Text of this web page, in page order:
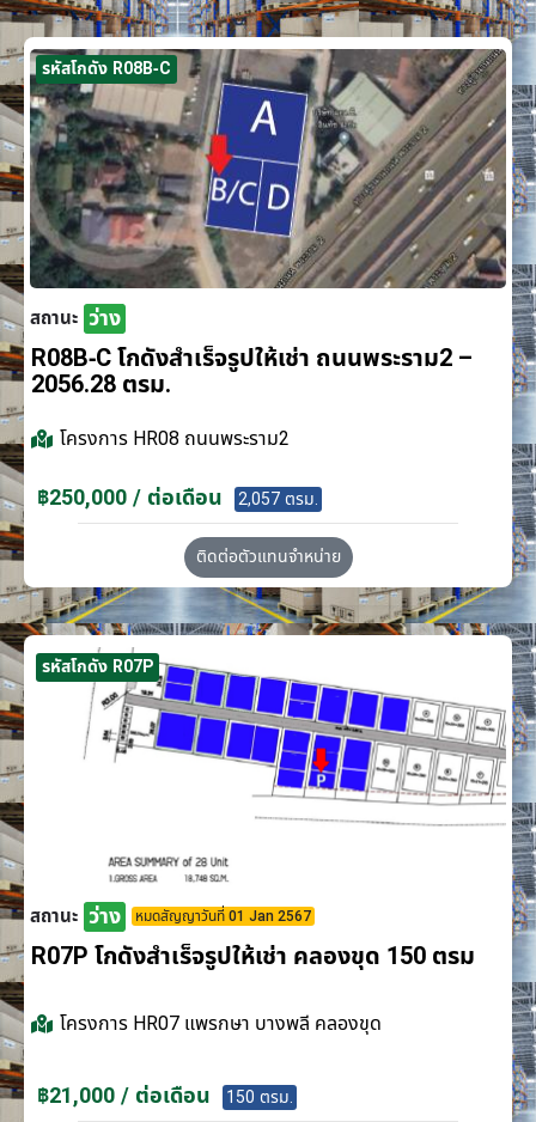
รหัสโกดัง R08B-C
สถานะ ว่าง
R08B-C โกดังสำเร็จรูปให้เช่า ถนนพระราม2 –
2056.28 ตรม.
โครงการ HR08 ถนนพระราม2
฿250,000 / ต่อเดือน 2,057 ตรม.
ติดต่อตัวแทนจำหน่าย
รหัสโกดัง R07P
สถานะ ว่าง หมดสัญญาวันที่ 01 Jan 2567
R07P โกดังสำเร็จรูปให้เช่า คลองขุด 150 ตรม
โครงการ HR07 แพรกษา บางพลี คลองขุด
฿21,000 / ต่อเดือน 150 ตรม.